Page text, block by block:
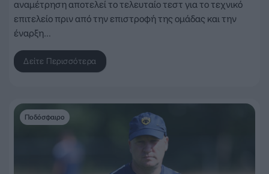
αναμέτρηση αποτελεί το τελευταίο τεστ για το τεχνικό
επιτελείο πριν από την επιστροφή της ομάδας και την
έναρξη…
Δείτε Περισσότερα
Ποδόσφαιρο